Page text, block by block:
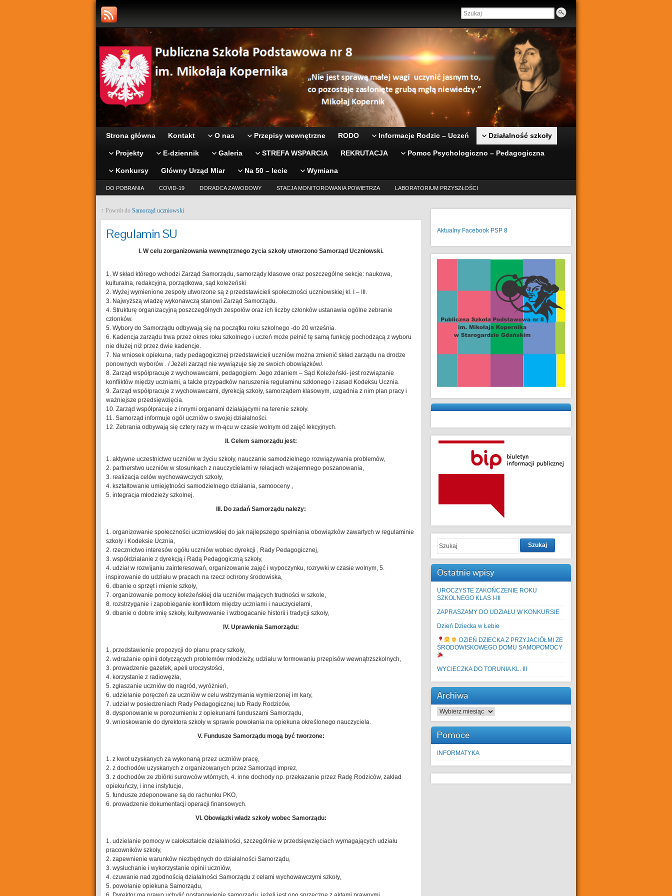
Strona główna Kontakt O nas Przepisy wewnętrzne RODO Informacje Rodzic – Uczeń Działalność szkoły
Projekty E-dziennik Galeria STREFA WSPARCIA REKRUTACJA Pomoc Psychologiczno – Pedagogiczna
Konkursy Główny Urząd Miar Na 50 – lecie Wymiana
DO POBRANIA COVID-19 DORADCA ZAWODOWY STACJA MONITOROWANIA POWIETRZA LABORATORIUM PRZYSZŁOŚCI
↑ Powrót do Samorząd uczniowski
Regulamin SU
I. W celu zorganizowania wewnętrznego życia szkoły utworzono Samorząd Uczniowski.
1. W skład którego wchodzi Zarząd Samorządu, samorządy klasowe oraz poszczególne sekcje: naukowa,
kulturalna, redakcyjna, porządkowa, sąd koleżeński
2. Wyżej wymienione zespoły utworzone są z przedstawicieli społeczności uczniowskiej kl. I – III.
3. Najwyższą władzę wykonawczą stanowi Zarząd Samorządu.
4. Strukturę organizacyjną poszczególnych zespołów oraz ich liczby członków ustanawia ogólne zebranie
członków.
5. Wybory do Samorządu odbywają się na początku roku szkolnego -do 20 września.
6. Kadencja zarządu trwa przez okres roku szkolnego i uczeń może pełnić tę samą funkcję pochodzącą z wyboru
nie dłużej niż przez dwie kadencje.
7. Na wniosek opiekuna, rady pedagogicznej przedstawicieli uczniów można zmienić skład zarządu na drodze
ponownych wyborów . / Jeżeli zarząd nie wywiązuje się ze swoich obowiązków/.
8. Zarząd współpracuje z wychowawcami, pedagogiem. Jego zdaniem – Sąd Koleżeński- jest rozwiązanie
konfliktów między uczniami, a także przypadków naruszenia regulaminu szklonego i zasad Kodeksu Ucznia.
9. Zarząd współpracuje z wychowawcami, dyrekcją szkoły, samorządem klasowym, uzgadnia z nim plan pracy i
ważniejsze przedsięwzięcia.
10. Zarząd współpracuje z innymi organami działającymi na terenie szkoły.
11. Samorząd informuje ogół uczniów o swojej działalności.
12. Zebrania odbywają się cztery razy w m-ącu w czasie wolnym od zajęć lekcyjnych.
II. Celem samorządu jest:
1. aktywne uczestnictwo uczniów w życiu szkoły, nauczanie samodzielnego rozwiązywania problemów,
2. partnerstwo uczniów w stosunkach z nauczycielami w relacjach wzajemnego poszanowania,
3. realizacja celów wychowawczych szkoły,
4. kształtowanie umiejętności samodzielnego działania, samooceny ,
5. integracja młodzieży szkolnej.
III. Do zadań Samorządu należy:
1. organizowanie społeczności uczniowskiej do jak najlepszego spełniania obowiązków zawartych w regulaminie
szkoły i Kodeksie Ucznia,
2. rzecznictwo interesów ogółu uczniów wobec dyrekcji , Rady Pedagogicznej,
3. współdziałanie z dyrekcją i Radą Pedagogiczną szkoły,
4. udział w rozwijaniu zainteresowań, organizowanie zajęć i wypoczynku, rozrywki w czasie wolnym, 5.
inspirowanie do udziału w pracach na rzecz ochrony środowiska,
6. dbanie o sprzęt i mienie szkoły,
7. organizowanie pomocy koleżeńskiej dla uczniów mających trudności w szkole,
8. rozstrzyganie i zapobieganie konfliktom między uczniami i nauczycielami,
9. dbanie o dobre imię szkoły, kultywowanie i wzbogacanie historii i tradycji szkoły,
IV. Uprawienia Samorządu:
1. przedstawienie propozycji do planu pracy szkoły,
2. wdrażanie opinii dotyczących problemów młodzieży, udziału w formowaniu przepisów wewnątrzszkolnych,
3. prowadzenie gazetek, apeli uroczystości,
4. korzystanie z radiowęzła,
5. zgłaszanie uczniów do nagród, wyróżnień,
6. udzielanie poręczeń za uczniów w celu wstrzymania wymierzonej im kary,
7. udział w posiedzeniach Rady Pedagogicznej lub Rady Rodziców,
8. dysponowanie w porozumieniu z opiekunami funduszami Samorządu,
9. wnioskowanie do dyrektora szkoły w sprawie powołania na opiekuna określonego nauczyciela.
V. Fundusze Samorządu mogą być tworzone:
1. z kwot uzyskanych za wykonaną przez uczniów pracę,
2. z dochodów uzyskanych z organizowanych przez Samorząd imprez,
3. z dochodów ze zbiórki surowców wtórnych, 4. inne dochody np. przekazanie przez Radę Rodziców, zakład
opiekuńczy, i inne instytucje,
5. fundusze zdeponowane są do rachunku PKO,
6. prowadzenie dokumentacji operacji finansowych.
VI. Obowiązki władz szkoły wobec Samorządu:
1. udzielanie pomocy w całokształcie działalności, szczególnie w przedsięwzięciach wymagających udziału
pracowników szkoły,
2. zapewnienie warunków niezbędnych do działalności Samorządu,
3. wysłuchanie i wykorzystanie opinii uczniów,
4. czuwanie nad zgodnością działalności Samorządu z celami wychowawczymi szkoły,
5. powołanie opiekuna Samorządu,
Aktualny Facebook PSP 8
Szukaj
Ostatnie wpisy
UROCZYSTE ZAKOŃCZENIE ROKU
SZKOLNEGO KLAS I-III
ZAPRASZAMY DO UDZIAŁU W KONKURSIE
Dzień Dziecka w Łebie
DZIEŃ DZIECKA Z PRZYJACIÓŁMI ZE
ŚRODOWISKOWEGO DOMU SAMOPOMOCY
WYCIECZKA DO TORUNIA KL. III
Archiwa
Archiwa
Pomoce
INFORMATYKA